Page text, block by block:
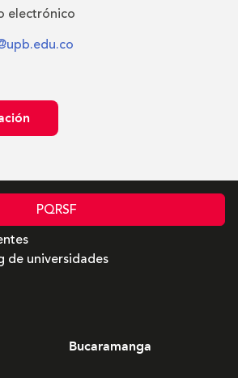
electrónico
PQRSF
de universidades
Bucaramanga